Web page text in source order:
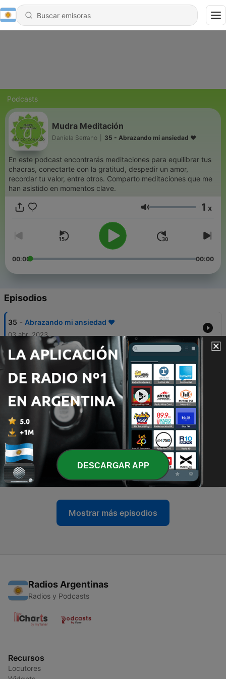
Podcasts
Mudra Meditación
Daniela Serrano 35 - Abrazando mi ansiedad ♥️
En este podcast encontrarás meditaciones para equilibrar tus
chacras, conectarte con la gratitud, despedir un amor,
recordar tu valor, entre otros. Comparto meditaciones que me
han asistido en momentos clave.
Volumen 1 x
00:00 00:00
Episodios
35 - Abrazando mi ansiedad ♥️
03 abr. 2023
34 - Meditación Por y Para el PERDÓN
- Conectando con mi corazón
16 ene. 2021
32 - Día 21 de Gratitud: En sincronía con la Fuente
Creadora Universal
28 dic. 2020
31 - Día 20 de Gratitud: Conectando con mi Energía,
fuente de vida y creación
27 dic. 2020
Mostrar más episodios
Radios Argentinas
Radios y Podcasts
Recursos
Locutores
DESCARGAR APP